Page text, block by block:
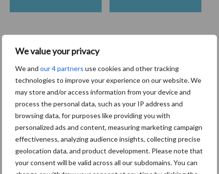
We value your privacy
We and our 4 partners use cookies and other tracking
technologies to improve your experience on our website. We
may store and/or access information from your device and
process the personal data, such as your IP address and
browsing data, for purposes like providing you with
personalized ads and content, measuring marketing campaign
effectiveness, analyzing audience insights, collecting precise
geolocation data, and product development. Please note that
your consent will be valid across all our subdomains. You can
Toon meer
Gerelateerde artikelen
De speenhuid: een vaak
onderschatte risicofactor
voor mastitis